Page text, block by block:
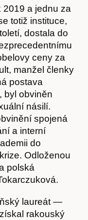
2019 a jednu za
totiž instituce,
dostala do
ceny za
manžel členky
postava
byl obviněn
násilí.
spojená
a interní
do
Odloženou
polská
laureát —
rakouský